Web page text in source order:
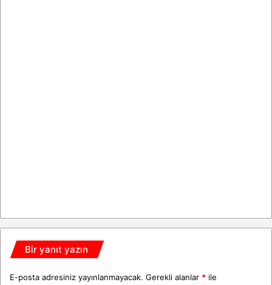
Bir yanıt yazın
E-posta adresiniz yayınlanmayacak. Gerekli alanlar * ile